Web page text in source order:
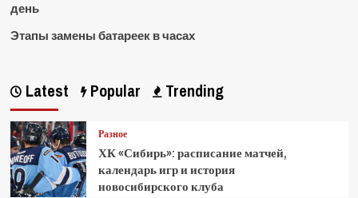
день
Этапы замены батареек в часах
Latest Popular Trending
Разное
ХК «Сибирь»: расписание матчей,
календарь игр и история
новосибирского клуба